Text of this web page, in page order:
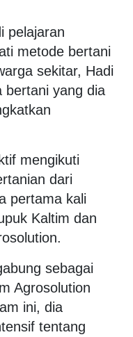
pelajaran
metode bertani
sekitar, Hadi
bertani yang dia
mengikuti
dari
pertama kali
Kaltim dan
sebagai
Agrosolution
ini, dia
tentang